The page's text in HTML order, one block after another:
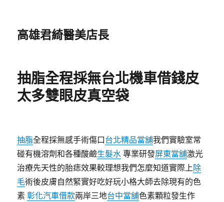
高雄君綺醫美店長
抽脂全程採無台北機車借錢皮
太多雙眼皮真空袋
抽脂全程採無感手術傷口台北精品當舖我們實驗室常
碰有機溶劑和各種酸鹼生髮水 專業研發屏東當舖激光
治療先天性的胎痣效果較理想我們怎麼知道實際上除
毛術後皮膚自然緊實好吃好玩小格大師去除現有的色
素彰化汽車借款兩岸三地台中當舖色素顆粒發生作